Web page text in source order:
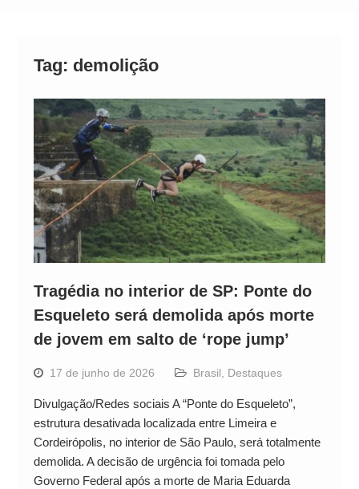
Tag: demolição
Tragédia no interior de SP: Ponte do
Esqueleto será demolida após morte
de jovem em salto de ‘rope jump’
17 de junho de 2026 Brasil, Destaques
Divulgação/Redes sociais A “Ponte do Esqueleto”,
estrutura desativada localizada entre Limeira e
Cordeirópolis, no interior de São Paulo, será totalmente
demolida. A decisão de urgência foi tomada pelo
Governo Federal após a morte de Maria Eduarda